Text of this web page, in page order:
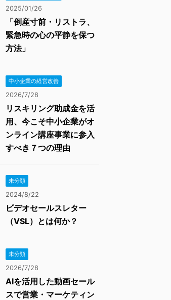
2025/01/26
「倒産寸前・リストラ、
緊急時の心の平静を保つ
方法」
中小企業の経営改善
2026/7/28
リスキリング助成金を活
用、今こそ中小企業がオ
ンライン講座事業に参入
すべき７つの理由
未分類
2024/8/22
ビデオセールスレター
（VSL）とは何か？
未分類
2026/7/28
AIを活用した動画セール
スで営業・マーケティン